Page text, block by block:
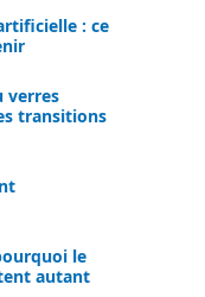
: ce
verres
transitions
le
autant